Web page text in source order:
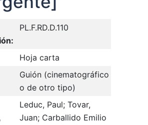
PL.F.RD.D.110
Hoja carta
Guión (cinematográfico
o de otro tipo)
Leduc, Paul; Tovar,
Juan; Carballido Emilio